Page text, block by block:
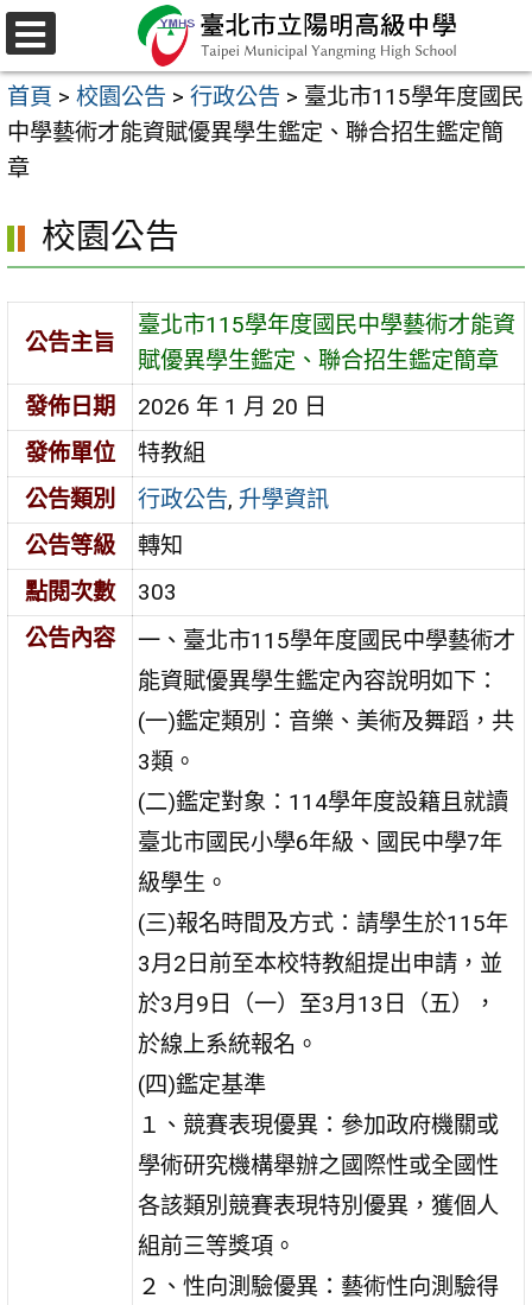
跳
至
主
要
內
區
選
單
首頁 > 校園公告 > 行政公告 > 臺北市115學年度國民
中學藝術才能資賦優異學生鑑定、聯合招生鑑定簡
章
校園公告
公告主旨
臺北市115學年度國民中學藝術才能資
賦優異學生鑑定、聯合招生鑑定簡章
發佈日期
2026 年 1 月 20 日
發佈單位
特教組
公告類別
行政公告, 升學資訊
公告等級
轉知
點閱次數
303
公告內容
一、臺北市115學年度國民中學藝術才
能資賦優異學生鑑定內容說明如下：
(一)鑑定類別：音樂、美術及舞蹈，共
3類。
(二)鑑定對象：114學年度設籍且就讀
臺北市國民小學6年級、國民中學7年
級學生。
(三)報名時間及方式：請學生於115年
3月2日前至本校特教組提出申請，並
於3月9日（一）至3月13日（五），
於線上系統報名。
(四)鑑定基準
１、競賽表現優異：參加政府機關或
學術研究機構舉辦之國際性或全國性
各該類別競賽表現特別優異，獲個人
組前三等獎項。
２、性向測驗優異：藝術性向測驗得